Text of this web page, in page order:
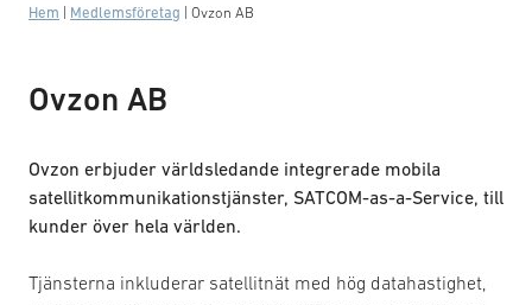
Hem Medlemsföretag Ovzon AB
Ovzon AB
Ovzon erbjuder världsledande integrerade mobila
satellitkommunikationstjänster, SATCOM-as-a-Service, till
kunder över hela världen.
Tjänsterna inkluderar satellitnät med hög datahastighet,